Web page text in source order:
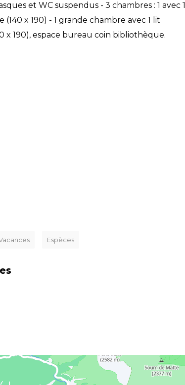
et WC suspendus - 3 chambres : 1 avec 1
(140 x 190) - 1 grande chambre avec 1 lit
x 190), espace bureau coin bibliothèque.
Espèces